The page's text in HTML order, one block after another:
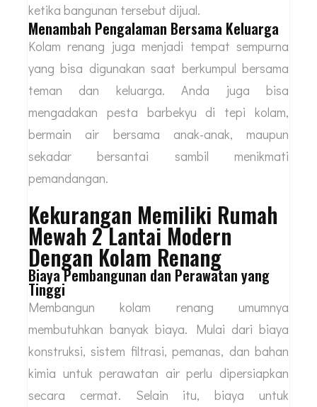
ketika bangunan tersebut dijual.
Menambah Pengalaman Bersama Keluarga
Kolam renang juga menjadi tempat sempurna
yang bisa digunakan saat berkumpul bersama
teman dan keluarga. Anda juga bisa
mengadakan pesta barbekyu di tepi kolam,
bermain air bersama anak-anak, maupun
sekadar bersantai sambil menikmati
pemandangan.
Kekurangan Memiliki Rumah
Mewah 2 Lantai Modern
Dengan Kolam Renang
Biaya Pembangunan dan Perawatan yang
Tinggi
Membangun kolam renang umumnya
membutuhkan banyak biaya. Mulai dari biaya
konstruksi, sistem filtrasi, pemanas, dan bahan
kimia untuk perawatan air perlu dipersiapkan
secara cermat. Selain itu, biaya untuk